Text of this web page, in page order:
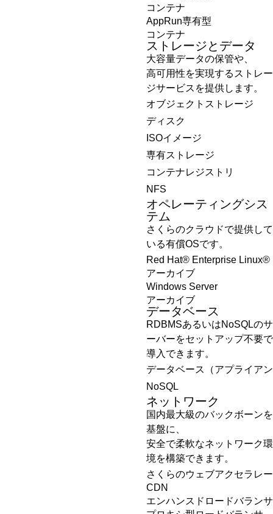
コンテナ
AppRun専有型
コンテナ
ストレージとデータ
大容量データの保管や、
高可用性を実現するストレー
ジサービスを提供します。
オブジェクトストレージ
ディスク
ISOイメージ
専有ストレージ
コンテナレジストリ
NFS
オペレーティングシス
テム
さくらのクラウドで提供して
いる有償OSです。
Red Hat® Enterprise Linux®
アーカイブ
Windows Server
アーカイブ
データベース
RDBMSあるいはNoSQLのサ
ーバーをセットアップ不要で
導入できます。
データベース（アプライア
NoSQL
ネットワーク
国内最大級のバックボーンを
基盤に、
安全で柔軟なネットワーク環
境を構築できます。
さくらのウェブアクセラレ
CDN
エンハンスドロードバランサ